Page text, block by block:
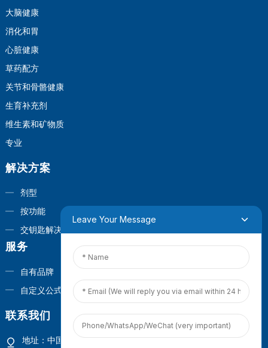
大脑健康
消化和胃
心脏健康
草药配方
关节和骨骼健康
生育补充剂
维生素和矿物质
专业
解决方案
剂型
按功能
交钥匙解决方案
服务
自有品牌
自定义公式
联系我们
地址：中国福建省厦门市观音山商业营运中心1号楼4楼
Leave Your Message